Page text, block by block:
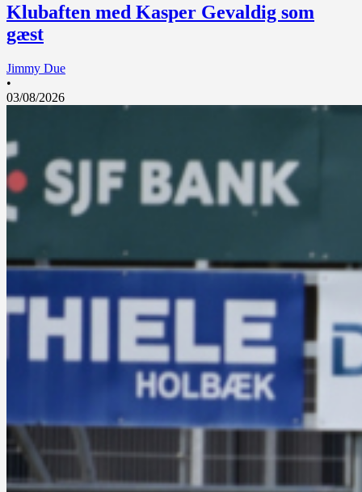
Klubaften med Kasper Gevaldig som
gæst
Jimmy Due
•
03/08/2026